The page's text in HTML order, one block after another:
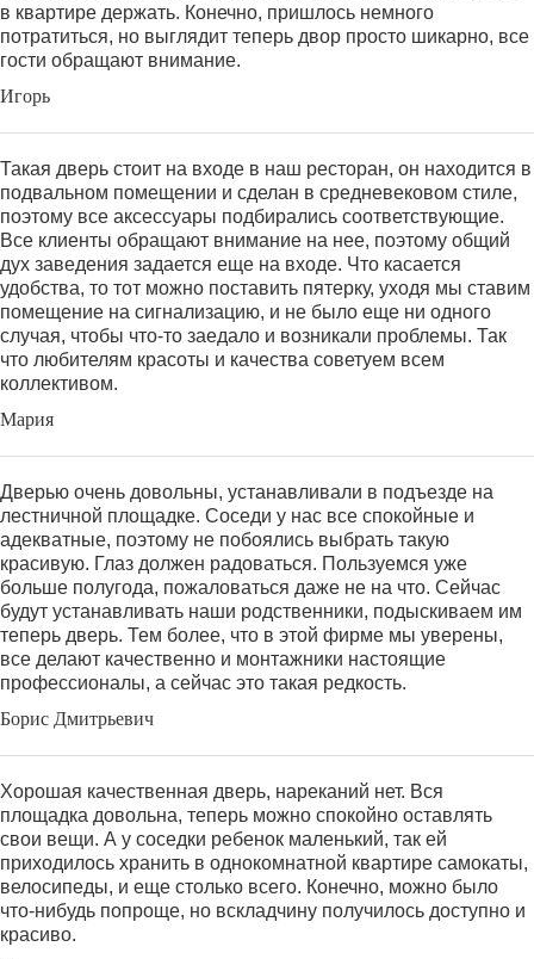
в квартире держать. Конечно, пришлось немного
потратиться, но выглядит теперь двор просто шикарно, все
гости обращают внимание.
Игорь
Такая дверь стоит на входе в наш ресторан, он находится в
подвальном помещении и сделан в средневековом стиле,
поэтому все аксессуары подбирались соответствующие.
Все клиенты обращают внимание на нее, поэтому общий
дух заведения задается еще на входе. Что касается
удобства, то тот можно поставить пятерку, уходя мы ставим
помещение на сигнализацию, и не было еще ни одного
случая, чтобы что-то заедало и возникали проблемы. Так
что любителям красоты и качества советуем всем
коллективом.
Мария
Дверью очень довольны, устанавливали в подъезде на
лестничной площадке. Соседи у нас все спокойные и
адекватные, поэтому не побоялись выбрать такую
красивую. Глаз должен радоваться. Пользуемся уже
больше полугода, пожаловаться даже не на что. Сейчас
будут устанавливать наши родственники, подыскиваем им
теперь дверь. Тем более, что в этой фирме мы уверены,
все делают качественно и монтажники настоящие
профессионалы, а сейчас это такая редкость.
Борис Дмитрьевич
Хорошая качественная дверь, нареканий нет. Вся
площадка довольна, теперь можно спокойно оставлять
свои вещи. А у соседки ребенок маленький, так ей
приходилось хранить в однокомнатной квартире самокаты,
велосипеды, и еще столько всего. Конечно, можно было
что-нибудь попроще, но вскладчину получилось доступно и
красиво.